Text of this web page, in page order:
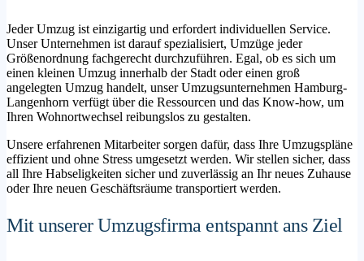
Jeder Umzug ist einzigartig und erfordert individuellen Service.
Unser Unternehmen ist darauf spezialisiert, Umzüge jeder
Größenordnung fachgerecht durchzuführen. Egal, ob es sich um
einen kleinen Umzug innerhalb der Stadt oder einen groß
angelegten Umzug handelt, unser Umzugsunternehmen Hamburg-
Langenhorn verfügt über die Ressourcen und das Know-how, um
Ihren Wohnortwechsel reibungslos zu gestalten.
Unsere erfahrenen Mitarbeiter sorgen dafür, dass Ihre Umzugspläne
effizient und ohne Stress umgesetzt werden. Wir stellen sicher, dass
all Ihre Habseligkeiten sicher und zuverlässig an Ihr neues Zuhause
oder Ihre neuen Geschäftsräume transportiert werden.
Mit unserer Umzugsfirma entspannt ans Ziel